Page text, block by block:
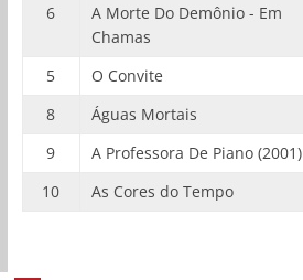
6
A Morte Do Demônio - Em
Chamas
5 O Convite
8
Águas Mortais
9
A Professora De Piano (2001)
10
As Cores do Tempo